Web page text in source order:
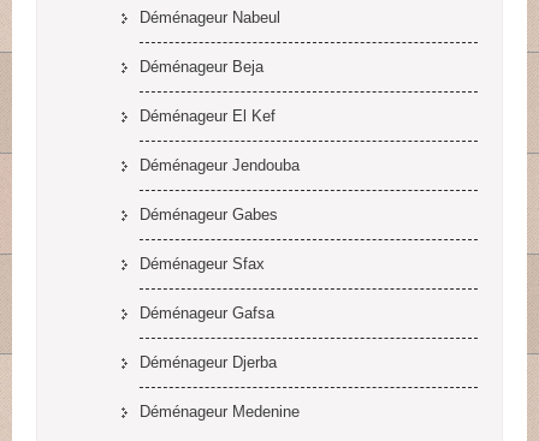
Déménageur Nabeul
Déménageur Beja
Déménageur El Kef
Déménageur Jendouba
Déménageur Gabes
Déménageur Sfax
Déménageur Gafsa
Déménageur Djerba
Déménageur Medenine